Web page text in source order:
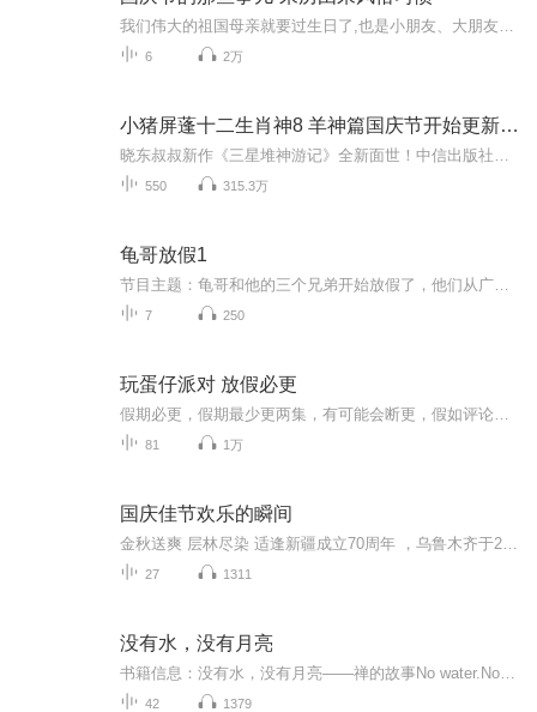
6 2万
小猪屏蓬十二生肖神8 羊神篇国庆节开始更新啦！
550 315.3万
龟哥放假1
7 250
玩蛋仔派对 放假必更
81 1万
国庆佳节欢乐的瞬间
27 1311
没有水，没有月亮
42 1379